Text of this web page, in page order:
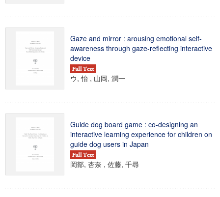
Gaze and mirror : arousing emotional self-
awareness through gaze-reflecting interactive
device
ウ, 怡 , 山岡, 潤一
Guide dog board game : co-designing an
interactive learning experience for children on
guide dog users in Japan
岡部, 杏奈 , 佐藤, 千尋